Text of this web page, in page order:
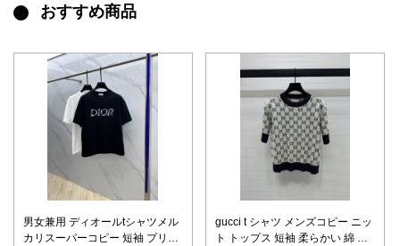
おすすめ商品
男女兼用 ディオールtシャツメル
カリスーパーコピー 短袖 プリン
gucci t シャツ メンズコピー ニッ
ト トップス 短袖 柔らかい 綿 格